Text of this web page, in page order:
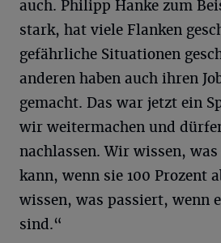
auch. Philipp Hanke zum
stark, hat viele Flanken
gefährliche Situationen
anderen haben auch ihren
gemacht. Das war jetzt ein
wir weitermachen und
nachlassen. Wir wissen,
kann, wenn sie 100 Prozent
wissen, was passiert, wenn
sind.“